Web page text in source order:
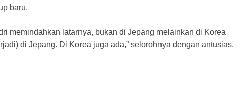
baru.
memindahkan latarnya, bukan di Jepang melainkan di Korea
di Jepang. Di Korea juga ada,” selorohnya dengan antusias.